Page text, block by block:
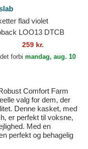
flad violet
LOO13 DTCB
Looney Tunes af
259 kr.
forbi mandag, aug. 10
Comfort Farm
valg for dem, der
Denne kasket, med
er perfekt til voksne,
Med en
perfekt og behagelig